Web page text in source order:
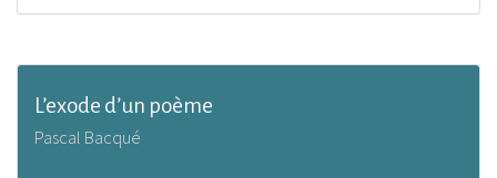
L’exode d’un poème
Pascal Bacqué